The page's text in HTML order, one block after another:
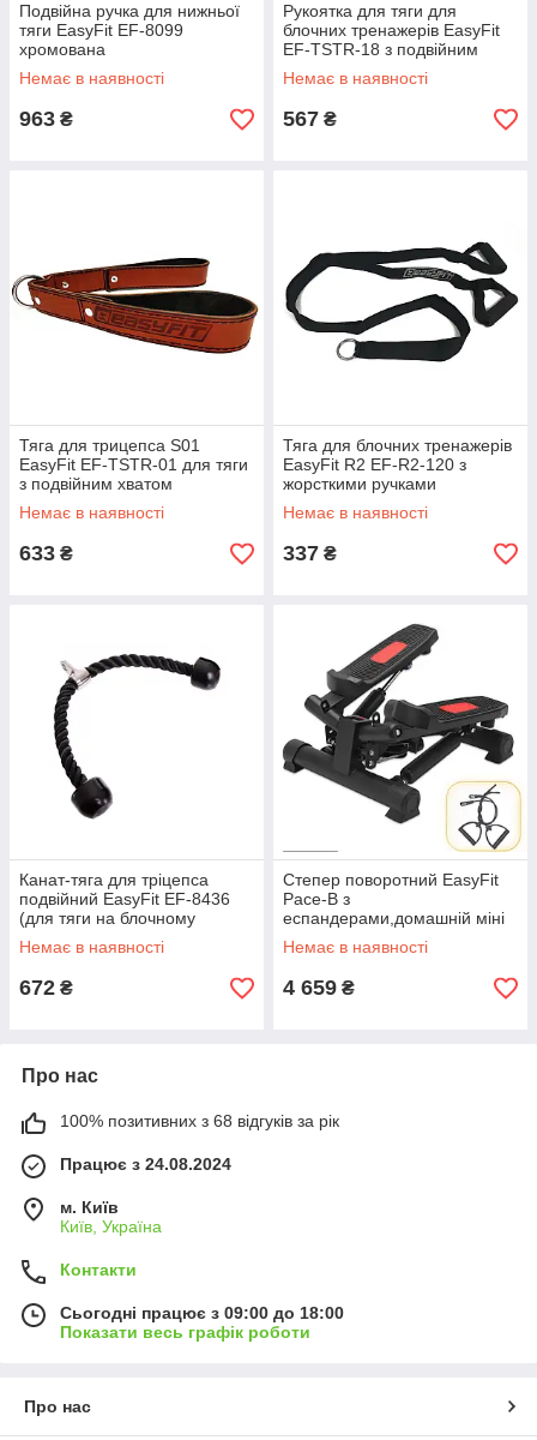
Подвійна ручка для нижньої
тяги EasyFit EF-8099
хромована
Немає в наявності
963 ₴
Рукоятка для тяги для
блочних тренажерів EasyFit
EF-TSTR-18 з подвійним
хватом
Немає в наявності
567 ₴
Тяга для трицепса S01
EasyFit EF-TSTR-01 для тяги
з подвійним хватом
(натуральна шкіра)
Немає в наявності
633 ₴
Тяга для блочних тренажерів
EasyFit R2 EF-R2-120 з
жорсткими ручками
Немає в наявності
337 ₴
Канат-тяга для тріцепса
подвійний EasyFit EF-8436
(для тяги на блочному
тренажері подвійним хватом)
Немає в наявності
672 ₴
Степер поворотний EasyFit
Pace-B з
еспандерами,домашній міні
степпер ,тренажер Twist
Stepper (EF-0561-BK)
Немає в наявності
4 659 ₴
Про нас
100% позитивних з 68 відгуків за рік
Працює з 24.08.2024
м. Київ
Київ, Україна
Контакти
Сьогодні працює з 09:00 до 18:00
Показати весь графік роботи
Про нас